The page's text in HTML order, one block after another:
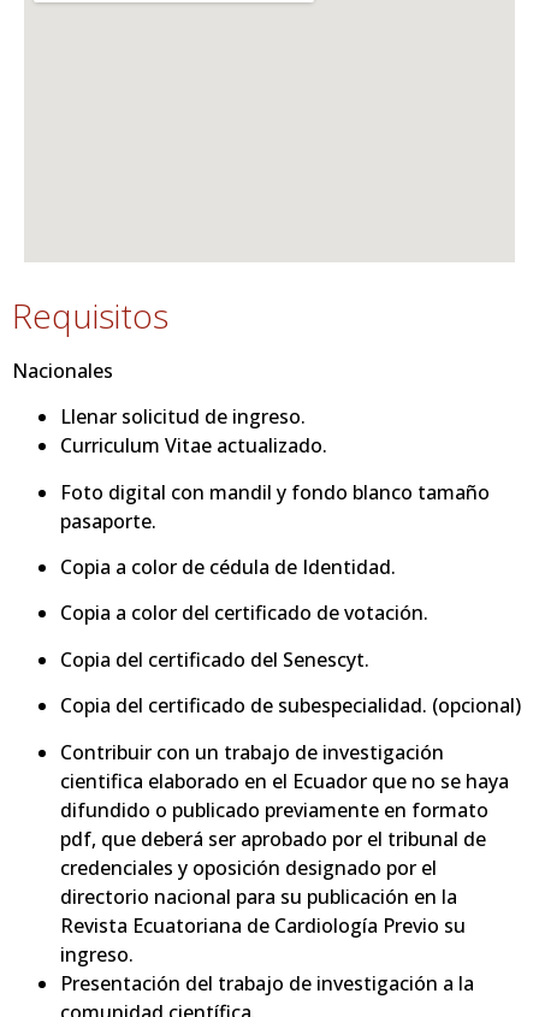
Requisitos
Nacionales
Llenar solicitud de ingreso.
Curriculum Vitae actualizado.
Foto digital con mandil y fondo blanco tamaño
pasaporte.
Copia a color de cédula de Identidad.
Copia a color del certificado de votación.
Copia del certificado del Senescyt.
Copia del certificado de subespecialidad. (opcional)
Contribuir con un trabajo de investigación
cientifica elaborado en el Ecuador que no se haya
difundido o publicado previamente en formato
pdf, que deberá ser aprobado por el tribunal de
credenciales y oposición designado por el
directorio nacional para su publicación en la
Revista Ecuatoriana de Cardiología Previo su
ingreso.
Presentación del trabajo de investigación a la
comunidad científica.